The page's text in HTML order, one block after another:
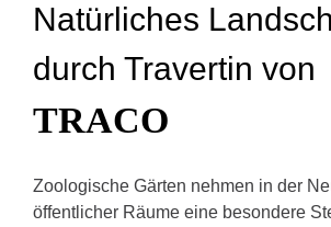
Natürliches
durch Travertin von
TRACO
Zoologische Gärten nehmen in der
öffentlicher Räume eine besondere